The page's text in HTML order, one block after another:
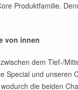
Produktfamilie.
von innen
dem Tief-/
Special und unseren
die beiden